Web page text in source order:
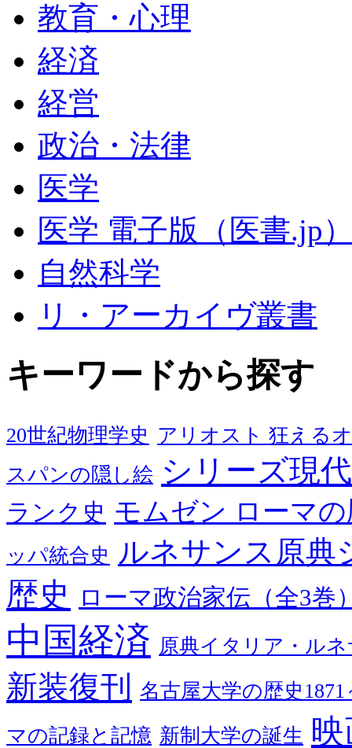
教育・心理
経済
経営
政治・法律
医学
医学 電子版（医書.jp
自然科学
リ・アーカイヴ叢書
キーワードから探す
20世紀物理学史 アリオスト 狂える
スパンの隠し絵 シリーズ現
ランク史 モムゼン ローマ
ッパ統合史 ルネサンス原典
歴史 ローマ政治家伝（全3巻
中国経済 原典イタリア・ル
新装復刊 名古屋大学の歴史1871
マの記録と記憶 新制大学の誕生